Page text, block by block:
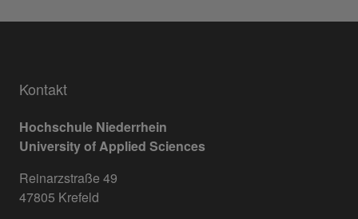
Kontakt
Hochschule Niederrhein
University of Applied Sciences
Reinarzstraße 49
47805 Krefeld